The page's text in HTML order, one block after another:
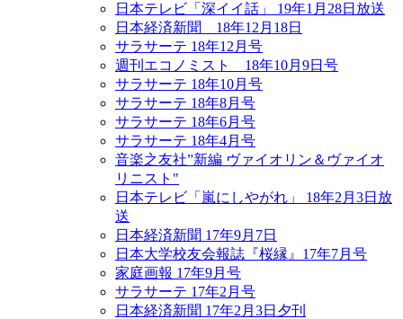
日本テレビ「深イイ話」 19年1月28日放送
日本経済新聞 18年12月18日
サラサーテ 18年12月号
週刊エコノミスト 18年10月9日号
サラサーテ 18年10月号
サラサーテ 18年8月号
サラサーテ 18年6月号
サラサーテ 18年4月号
音楽之友社”新編 ヴァイオリン＆ヴァイオ
リニスト"
日本テレビ「嵐にしやがれ」 18年2月3日放
送
日本経済新聞 17年9月7日
日本大学校友会報誌『桜縁』17年7月号
家庭画報 17年9月号
サラサーテ 17年2月号
日本経済新聞 17年2月3日夕刊